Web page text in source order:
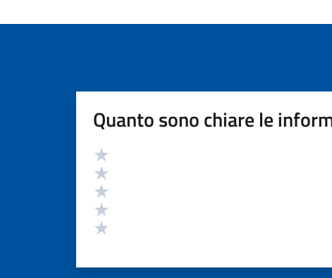
Quanto sono chiare le
Valutazione